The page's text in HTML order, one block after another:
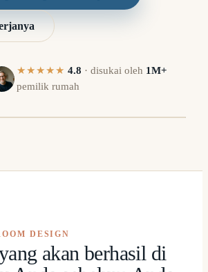
★★★★★ 4.8 · disukai oleh 1M+
pemilik rumah
⇔
DESIGN
akan berhasil di